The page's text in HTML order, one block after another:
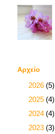
Αρχείο
2026 (5)
2025 (4)
2024 (4)
2023 (3)